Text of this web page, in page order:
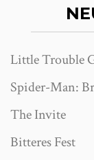
Little Trouble
Spider-Man:
The Invite
Bitteres Fest